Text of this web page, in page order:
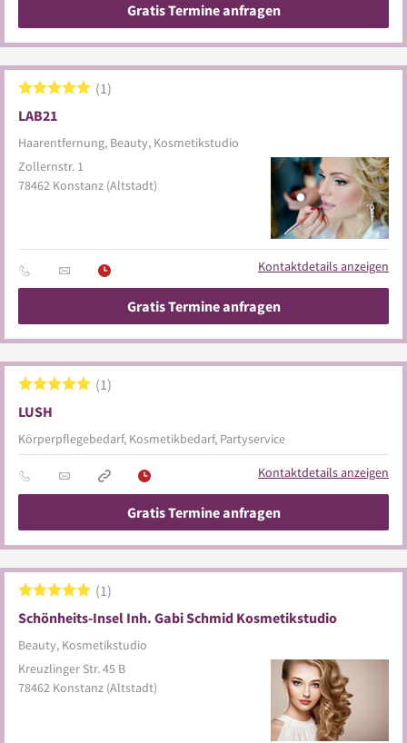
Gratis Termine anfragen
LAB21
Haarentfernung, Beauty, Kosmetikstudio
1
Zollernstr. 1
78462 Konstanz (Altstadt)
Kontaktdetails anzeigen
Gratis Termine anfragen
LUSH
Körperpflegebedarf, Kosmetikbedarf, Partyservice
1
Kontaktdetails anzeigen
Gratis Termine anfragen
Schönheits-Insel Inh. Gabi Schmid Kosmetikstudio
Beauty, Kosmetikstudio
1
Kreuzlinger Str. 45 B
78462 Konstanz (Altstadt)